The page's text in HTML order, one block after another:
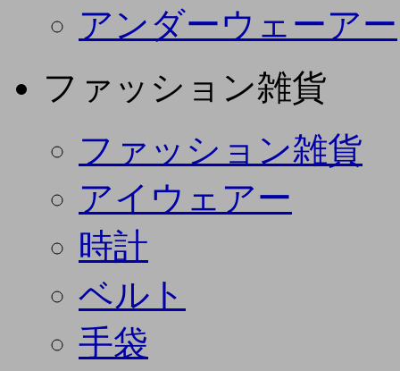
アンダーウェーアー
ファッション雑貨
ファッション雑貨
アイウェアー
時計
ベルト
手袋